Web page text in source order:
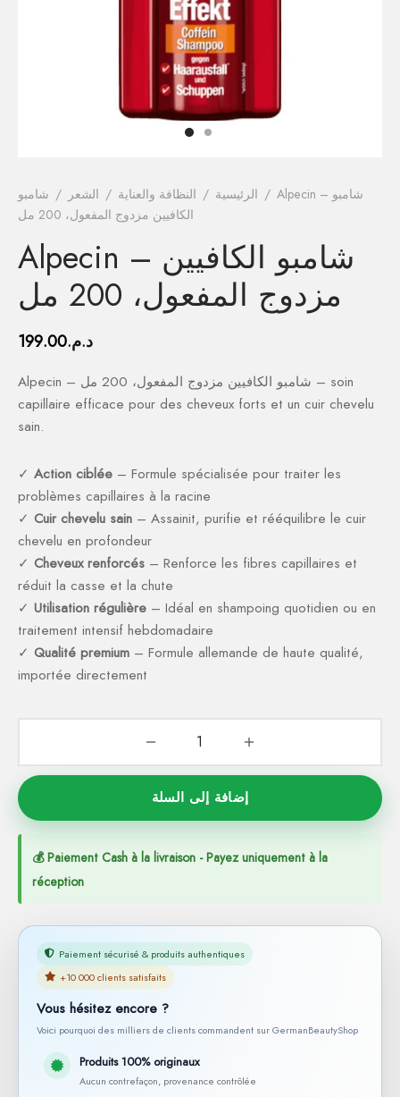
الرئيسية / النظافة والعناية / الشعر / شامبو / Alpecin – شامبو
الكافيين مزدوج المفعول، 200 مل
Alpecin – شامبو الكافيين
مزدوج المفعول، 200 مل
د.م.199.00
Alpecin – شامبو الكافيين مزدوج المفعول، 200 مل – soin
capillaire efficace pour des cheveux forts et un cuir chevelu
sain.
✓ Action ciblée – Formule spécialisée pour traiter les
problèmes capillaires à la racine
✓ Cuir chevelu sain – Assainit, purifie et rééquilibre le cuir
chevelu en profondeur
✓ Cheveux renforcés – Renforce les fibres capillaires et
réduit la casse et la chute
✓ Utilisation régulière – Idéal en shampoing quotidien ou en
traitement intensif hebdomadaire
✓ Qualité premium – Formule allemande de haute qualité,
importée directement
إضافة إلى السلة
💰 Paiement Cash à la livraison - Payez uniquement à la
réception
Paiement sécurisé & produits authentiques
+10 000 clients satisfaits
Vous hésitez encore ?
Voici pourquoi des milliers de clients commandent sur GermanBeautyShop
Produits 100% originaux
Aucun contrefaçon, provenance contrôlée